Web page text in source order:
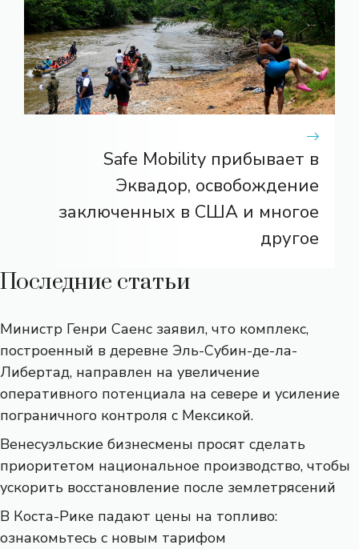
Safe Mobility прибывает в
Эквадор, освобождение
заключенных в США и многое
другое
Последние статьи
Министр Генри Саенс заявил, что комплекс,
построенный в деревне Эль-Субин-де-ла-
Либертад, направлен на увеличение
оперативного потенциала на севере и усиление
пограничного контроля с Мексикой.
Венесуэльские бизнесмены просят сделать
приоритетом национальное производство, чтобы
ускорить восстановление после землетрясений
В Коста-Рике падают цены на топливо:
ознакомьтесь с новым тарифом